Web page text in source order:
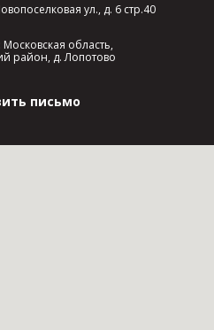
ул., д. 6 стр.40
область,
район, д. Лопотово
письмо